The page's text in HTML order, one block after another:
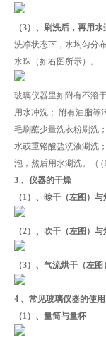
（3）、刷洗后，再用
洗净状态下，水均匀分
水珠（如右图所示）。
玻璃仪器里如附有不溶
用水冲洗； 附有油脂等
毛刷蘸少量洗衣粉刷洗
水或重铬酸盐洗液涮洗
泡，然后用水涮洗。（
3 、仪器的干燥
（1）、晾干（左图）与
（2）、吹干（左图）与
（3）、气流烘干（左图
4 、常见玻璃仪器的使用
（1）、量筒与量杯